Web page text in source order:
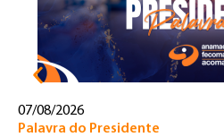
07/08/2026
Palavra do Presidente